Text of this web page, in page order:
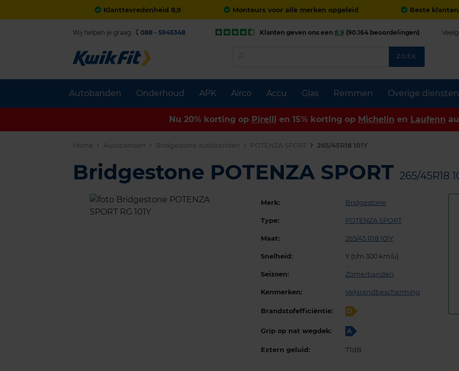
Klanttevredenheid 8,9 Monteurs voor alle merken opgeleid Beste
Autobanden Onderhoud APK Airco Accu Glas Remmen Overige diensten
Wij helpen je graag. 088 - 5945348 Klanten geven ons een 8,9 (90.164 beoordelingen)
ZOEK
Nu 20% korting op Pirelli en 15% korting op Michelin en Laufenn
Home Autobanden Bridgestone autobanden POTENZA SPORT 265/45R18 101Y
Bridgestone POTENZA SPORT 265/45R18
Merk: Bridgestone
Type: POTENZA SPORT
Maat: 265/45 R18 101Y
Snelheid: Y (t/m 300 km/u)
Seizoen: Zomerbanden
Kenmerken: Velgrandbescherming
Brandstofefficiëntie: D
Grip op nat wegdek: A
Extern geluid: 71dB